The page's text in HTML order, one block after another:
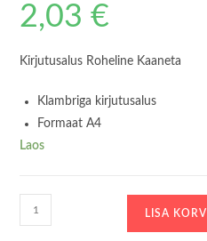
2,03€
Kirjutusalus Roheline Kaaneta
Klambriga kirjutusalus
Formaat A4
Laos
Kirjutusalus
D.Rect
LISA KORVI